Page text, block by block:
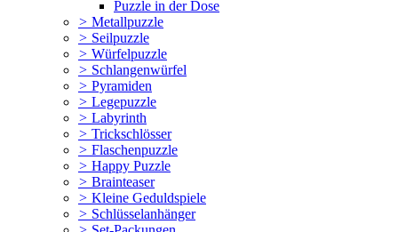
Puzzle in der Dose
> Metallpuzzle
> Seilpuzzle
> Würfelpuzzle
> Schlangenwürfel
> Pyramiden
> Legepuzzle
> Labyrinth
> Trickschlösser
> Flaschenpuzzle
> Happy Puzzle
> Brainteaser
> Kleine Geduldspiele
> Schlüsselanhänger